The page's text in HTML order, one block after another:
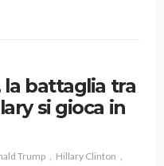
la battaglia tra
si gioca in
Trump
Hillary Clinton